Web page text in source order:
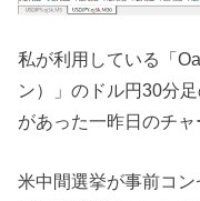
私が利用している「
ン）」のドル円30分
があった一昨日のチャ
米中間選挙が事前コ